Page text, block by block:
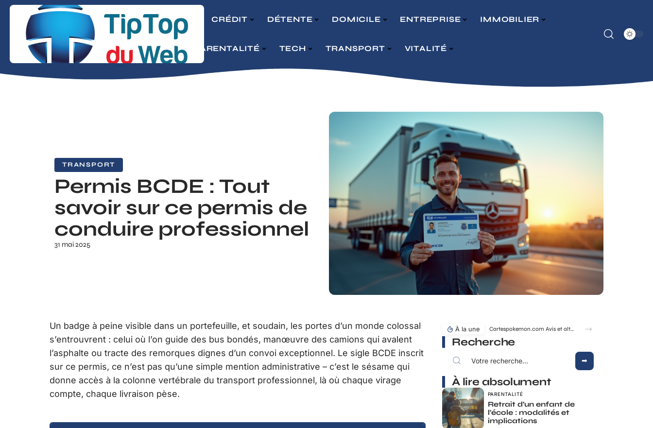
CONSEILS CRÉDIT DÉTENTE DOMICILE ENTREPRISE IMMOBILIER
MODE PARENTALITÉ TECH TRANSPORT VITALITÉ
TRANSPORT
Permis BCDE : Tout
savoir sur ce permis de
conduire professionnel
31 mai 2025
Un badge à peine visible dans un portefeuille, et soudain, les portes d’un monde colossal
s’entrouvrent : celui où l’on guide des bus bondés, manœuvre des camions qui avalent
l’asphalte ou tracte des remorques dignes d’un convoi exceptionnel. Le sigle BCDE inscrit
sur ce permis, ce n’est pas qu’une simple mention administrative – c’est le sésame qui
donne accès à la colonne vertébrale du transport professionnel, là où chaque virage
compte, chaque livraison pèse.
À la une Cartespokemon.com Avis et alternatives fiables pour acheter vos cartes
Recherche
À lire absolument
PARENTALITÉ
Retrait d’un enfant de
l’école : modalités et
implications